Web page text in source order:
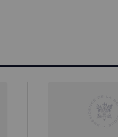
Le président Macky SALL a
pour, avec des pierres,